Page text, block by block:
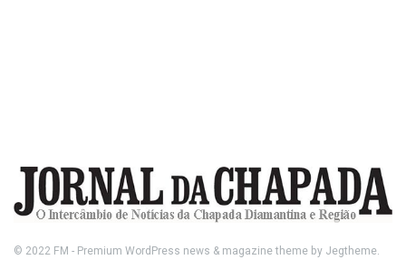
© 2022 FM - Premium WordPress news & magazine theme by Jegtheme.